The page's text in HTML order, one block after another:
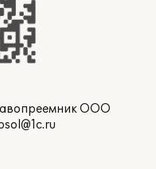
ООО